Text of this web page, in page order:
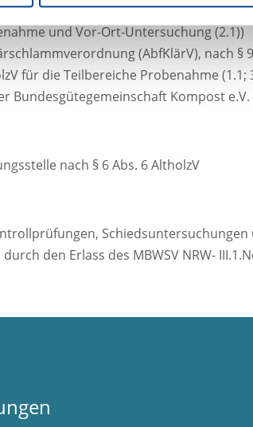
Holsteinische LandesVO zur
und Vor-Ort-Untersuchung (2.1))
(AbfKlärV), nach §
für die Teilbereiche Probenahme (1.1;
Bundesgütegemeinschaft Kompost e.V.
nach § 6 Abs. 6 AltholzV
den Erlass des MBWSV NRW-